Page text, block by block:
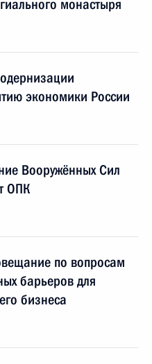
монастыря
экономики России
Вооружённых Сил
ОПК
по вопросам
барьеров для
бизнеса